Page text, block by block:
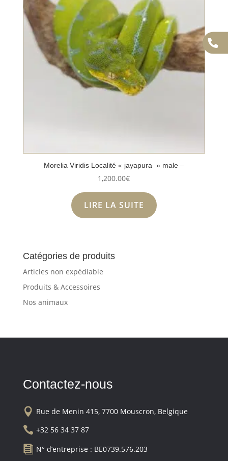
Morelia Viridis Localité « jayapura » male –
1,200.00€
LIRE LA SUITE
Catégories de produits
Articles non expédiable
Produits & Accessoires
Nos animaux
Contactez-nous
 Rue de Menin 415, 7700 Mouscron, Belgique
 +32 56 34 37 87
 N° d’entreprise : BE0739.576.203